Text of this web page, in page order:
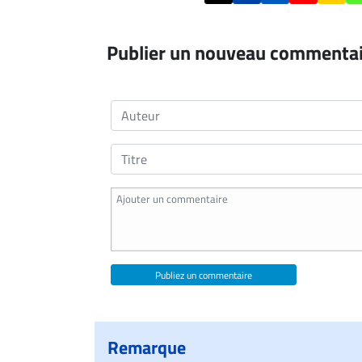
Publier un nouveau
Publiez un commentaire
Remarque